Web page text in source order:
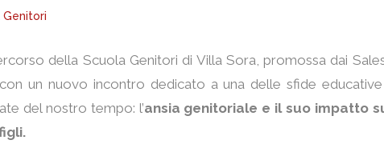
Genitori
della Scuola Genitori di Villa Sora, promossa dai
un nuovo incontro dedicato a una delle sfide
del nostro tempo: l’ansia genitoriale e il suo impatto